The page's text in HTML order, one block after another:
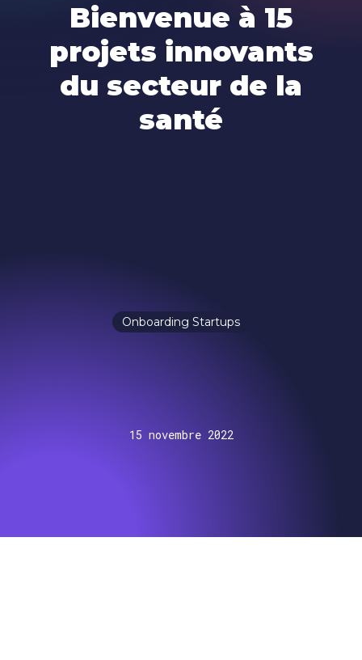
Bienvenue à 15
projets innovants
du secteur de la
santé
Onboarding Startups
15 novembre 2022